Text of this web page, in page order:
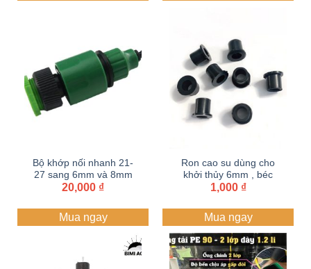
Bộ khớp nối nhanh 21-
27 sang 6mm và 8mm
20,000 ₫
Mua ngay
Ron cao su dùng cho
khởi thủy 6mm , béc
tưới 6mm.
1,000 ₫
Mua ngay